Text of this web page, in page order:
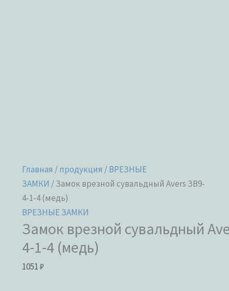
Главная /продукция /ВРЕЗНЫЕ
ЗАМКИ / Замок врезной сувальдный Avers ЗВ9-
4-1-4 (медь)
ВРЕЗНЫЕ ЗАМКИ
Замок врезной сувальдный
4-1-4 (медь)
1051₽